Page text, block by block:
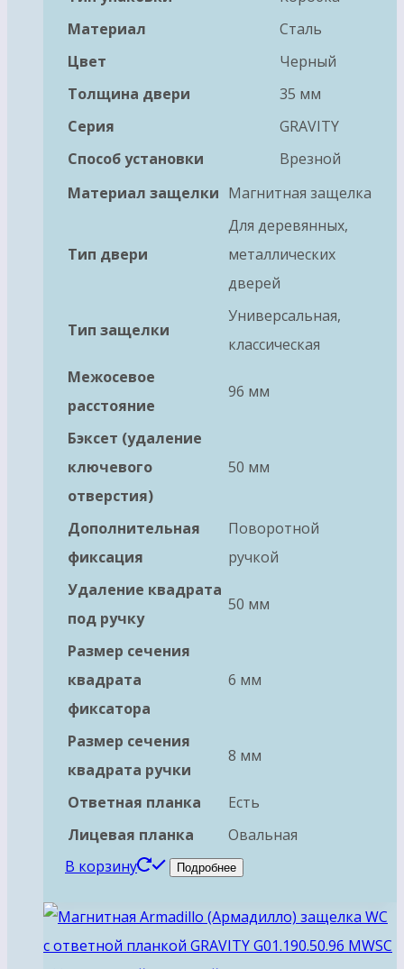
Материал
Сталь
Цвет
Черный
Толщина двери
35 мм
Серия
GRAVITY
Способ установки
Врезной
Материал защелки Магнитная защелка
Тип двери
Для деревянных,
металлических
дверей
Тип защелки
Универсальная,
классическая
Межосевое
расстояние
96 мм
Бэксет (удаление
ключевого
отверстия)
50 мм
Дополнительная
фиксация
Поворотной
ручкой
Удаление квадрата
под ручку
50 мм
Размер сечения
квадрата
фиксатора
6 мм
Размер сечения
квадрата ручки
8 мм
Ответная планка
Есть
Лицевая планка
Овальная
В корзину
Подробнее